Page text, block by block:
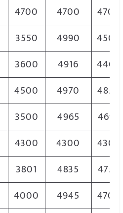
4700 4700
4700
3550 4990
4500
3600 4916
4400
4500 4970
4850
3500 4965
4695
4300 4300
4300
3801 4835
4750
4000 4945
4700